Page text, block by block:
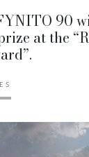
90
at the